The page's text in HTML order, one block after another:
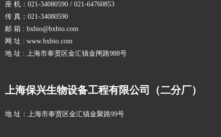
座 机：021-34080590 / 021-64760853
传 真：021-34080590
邮 箱 : bxbio@bxbio.com
网 址 : www.bxbio.com
地 址 : 上海市奉贤区金汇镇金闸路988号
上海保兴生物设备工程有限公司（二分厂）
地 址：上海市奉贤区金汇镇金聚路99号